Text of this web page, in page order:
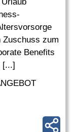
Zuschuss zum
Benefits
[...]